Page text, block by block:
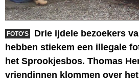
FOTO'S
Drie ijdele bezoekers
hebben stiekem een illegale
het Sprookjesbos. Thomas
vriendinnen klommen over